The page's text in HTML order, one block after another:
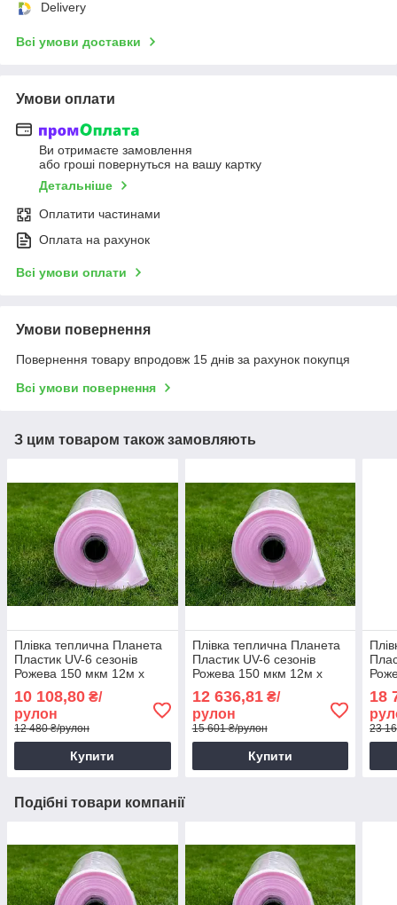
Delivery
Всі умови доставки
Умови оплати
Ви отримаєте замовлення
або гроші повернуться на вашу картку
Детальніше
Оплатити частинами
Оплата на рахунок
Всі умови оплати
Умови повернення
Повернення товару впродовж 15 днів за рахунок покупця
Всі умови повернення
З цим товаром також замовляють
Плівка теплична Планета
Пластик UV-6 сезонів
Рожева 150 мкм 12м х
парника
10 108,80 ₴/
рулон
12 480 ₴/рулон
Купити
Плівка теплична Планета
Пластик UV-6 сезонів
Рожева 150 мкм 12м х
плівка
12 636,81₴/
рулон
15 601 ₴/рулон
Купити
18
23
Подібні товари компанії